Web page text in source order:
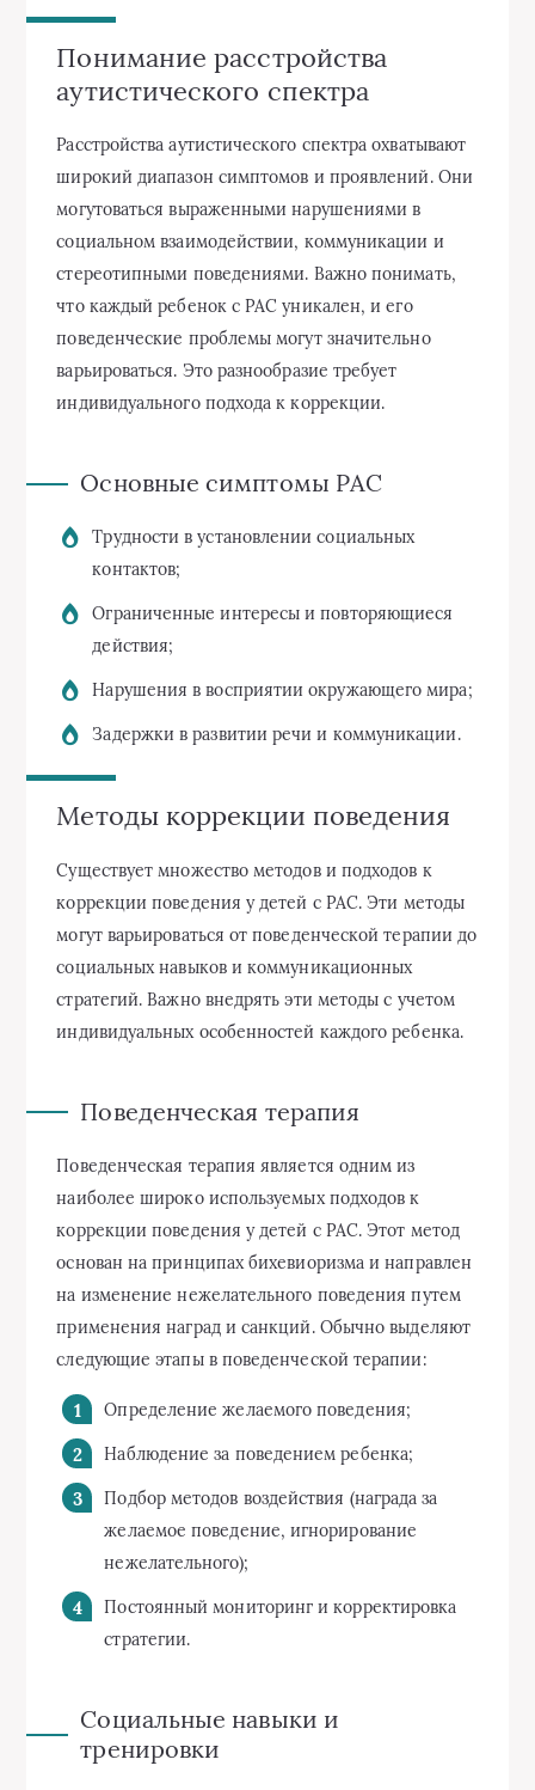
Понимание расстройства
аутистического спектра
Расстройства аутистического спектра охватывают
широкий диапазон симптомов и проявлений. Они
могутоваться выраженными нарушениями в
социальном взаимодействии, коммуникации и
стереотипными поведениями. Важно понимать,
что каждый ребенок с РАС уникален, и его
поведенческие проблемы могут значительно
варьироваться. Это разнообразие требует
индивидуального подхода к коррекции.
Основные симптомы РАС
Трудности в установлении социальных
контактов;
Ограниченные интересы и повторяющиеся
действия;
Нарушения в восприятии окружающего мира;
Задержки в развитии речи и коммуникации.
Методы коррекции поведения
Существует множество методов и подходов к
коррекции поведения у детей с РАС. Эти методы
могут варьироваться от поведенческой терапии до
социальных навыков и коммуникационных
стратегий. Важно внедрять эти методы с учетом
индивидуальных особенностей каждого ребенка.
Поведенческая терапия
Поведенческая терапия является одним из
наиболее широко используемых подходов к
коррекции поведения у детей с РАС. Этот метод
основан на принципах бихевиоризма и направлен
на изменение нежелательного поведения путем
применения наград и санкций. Обычно выделяют
следующие этапы в поведенческой терапии:
Определение желаемого поведения;
Наблюдение за поведением ребенка;
Подбор методов воздействия (награда за
желаемое поведение, игнорирование
нежелательного);
Постоянный мониторинг и корректировка
стратегии.
Социальные навыки и
тренировки